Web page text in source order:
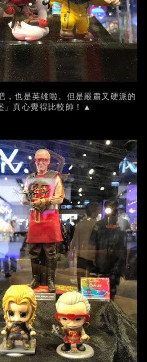
也是英雄啦。但是嚴肅又硬派的
」真心覺得比較帥！▲